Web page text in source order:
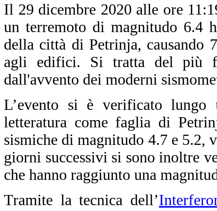
Il 29 dicembre 2020 alle ore
un terremoto di magnitudo 6.4
della città di Petrinja,
agli edifici. Si tratta del più
dall'avvento dei moderni
L’evento si è verificato lungo
letteratura come faglia di
sismiche di magnitudo 4.7 e 5.2,
giorni successivi si sono inoltre
che hanno raggiunto una
Tramite la tecnica dell’